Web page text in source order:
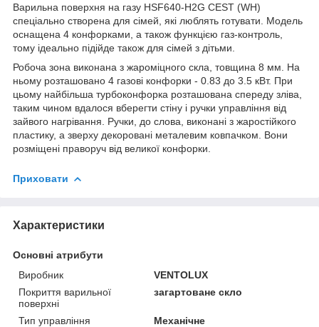
Варильна поверхня на газу HSF640-H2G CEST (WH)
спеціально створена для сімей, які люблять готувати. Модель
оснащена 4 конфорками, а також функцією газ-контроль,
тому ідеально підійде також для сімей з дітьми.
Робоча зона виконана з жароміцного скла, товщина 8 мм. На
ньому розташовано 4 газові конфорки - 0.83 до 3.5 кВт. При
цьому найбільша турбоконфорка розташована спереду зліва,
таким чином вдалося вберегти стіну і ручки управління від
зайвого нагрівання. Ручки, до слова, виконані з жаростійкого
пластику, а зверху декоровані металевим ковпачком. Вони
розміщені праворуч від великої конфорки.
Приховати
Характеристики
Основні атрибути
Виробник
VENTOLUX
Покриття варильної
поверхні
загартоване скло
Тип управління
Механічне